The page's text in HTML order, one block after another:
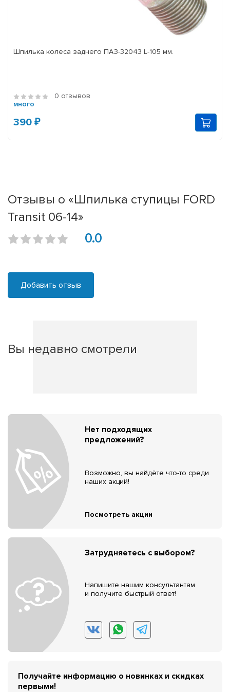
Шпилька колеса заднего ПАЗ-32043 L-105 мм.
0 отзывов
много
390 ₽
Отзывы о «Шпилька ступицы FORD
Transit 06-14»
0.0
Добавить отзыв
Вы недавно смотрели
Нет подходящих
предложений?
Возможно, вы найдёте что-то среди
наших акций!
Посмотреть акции
Затрудняетесь с выбором?
Напишите нашим консультантам
и получите быстрый ответ!
Получайте информацию о новинках и скидках
первыми!